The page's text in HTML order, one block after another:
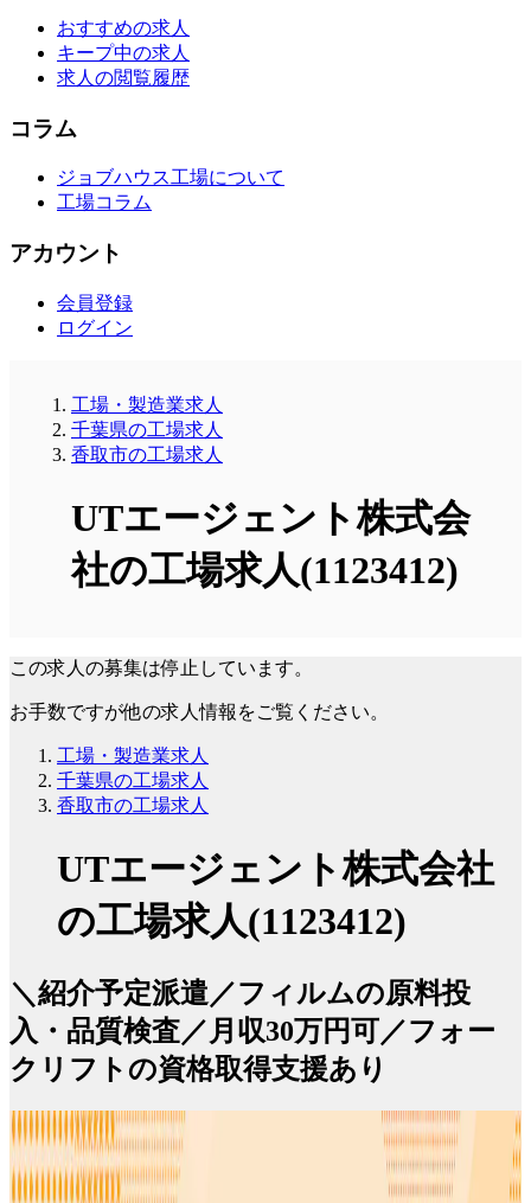
おすすめの求人
キープ中の求人
求人の閲覧履歴
コラム
ジョブハウス工場について
工場コラム
アカウント
会員登録
ログイン
工場・製造業求人
千葉県の工場求人
香取市の工場求人
UTエージェント株式会
社の工場求人(1123412)
この求人の募集は停止しています。
お手数ですが他の求人情報をご覧ください。
工場・製造業求人
千葉県の工場求人
香取市の工場求人
UTエージェント株式会社
の工場求人(1123412)
＼紹介予定派遣／フィルムの原料投
入・品質検査／月収30万円可／フォー
クリフトの資格取得支援あり